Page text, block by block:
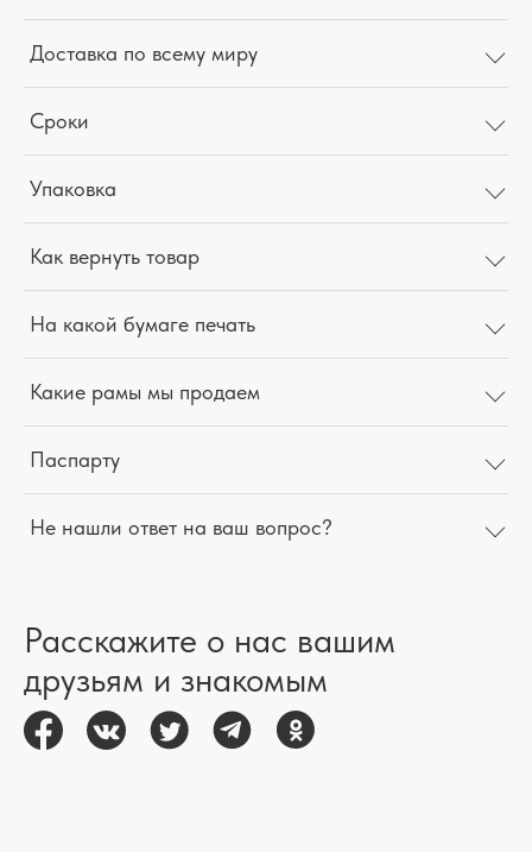
Доставка по всему миру
Сроки
Упаковка
Как вернуть товар
На какой бумаге печать
Какие рамы мы продаем
Паспарту
Не нашли ответ на ваш вопрос?
Расскажите о нас вашим
друзьям и знакомым